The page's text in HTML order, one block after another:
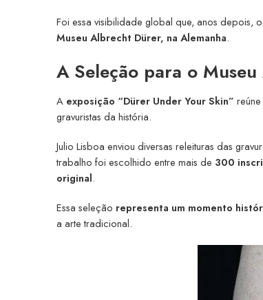
Foi essa visibilidade global que, anos depois,
Museu Albrecht Dürer, na Alemanha.
A Seleção para o
A exposição “Dürer Under Your Skin”
gravuristas da história.
Julio Lisboa enviou diversas releituras das
trabalho foi escolhido entre mais de 300
original.
Essa seleção representa um momento
a arte tradicional.